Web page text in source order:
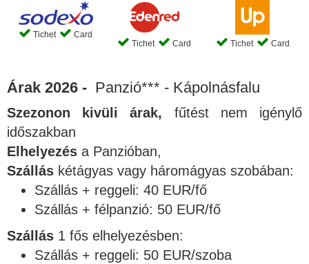
Tichet
Card
Tichet
Card Tichet Card
Árak 2026 - Panzió*** - Kápolnásfalu
Szezonon kivüli árak, fűtést nem igénylő
időszakban
Elhelyezés a Panzióban,
Szállás kétágyas vagy háromágyas szobában:
Szállás + reggeli: 40 EUR/fő
Szállás + félpanzió: 50 EUR/fő
Szállás 1 fős elhelyezésben:
Szállás + reggeli: 50 EUR/szoba